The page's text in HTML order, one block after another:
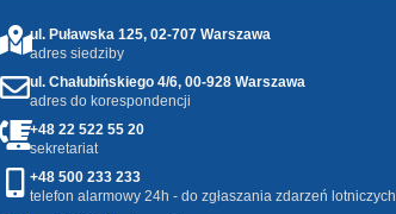
ul. Puławska 125, 02-707 Warszawa
adres siedziby
ul. Chałubińskiego 4/6, 00-928 Warszawa
adres do korespondencji
+48 22 522 55 20
sekretariat
+48 500 233 233
telefon alarmowy 24h - do zgłaszania zdarzeń lotniczych